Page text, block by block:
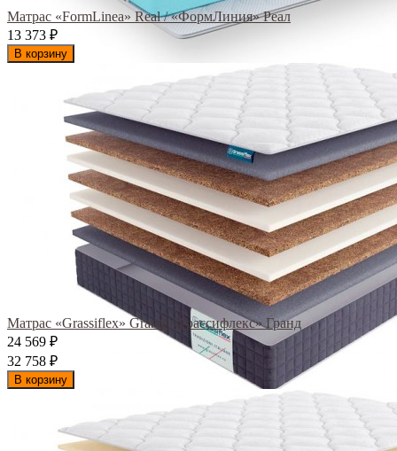
Матрас «FormLinea» Real / «ФормЛиния» Реал
13 373 ₽
В корзину
Матрас «Grassiflex» Grand/ «Грассифлекс» Гранд
24 569 ₽
32 758 ₽
В корзину